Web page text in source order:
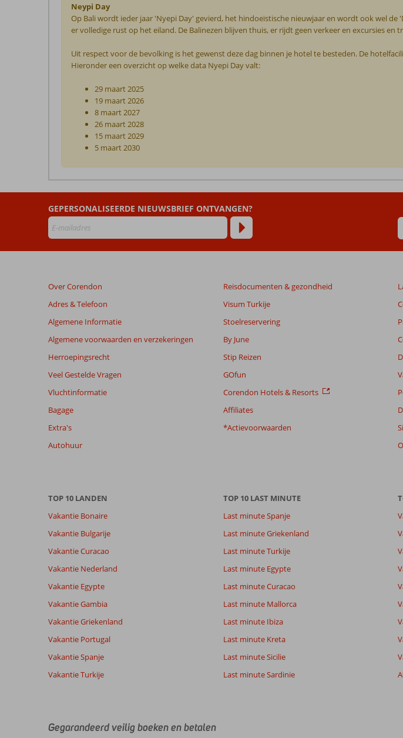
Neypi Day
Op Bali wordt ieder jaar 'Nyepi Day' gevierd, het hindoeïstische nieuwjaar en wordt ook wel
er volledige rust op het eiland. De Balinezen blijven thuis, er rijdt geen verkeer en excursies
Uit respect voor de bevolking is het gewenst deze dag binnen je hotel te besteden. De
Hieronder een overzicht op welke data Nyepi Day valt:
29 maart 2025
19 maart 2026
8 maart 2027
26 maart 2028
15 maart 2029
5 maart 2030
door
klanten
in
Jambuluwuk
Seminyak
Beoordelingen
ouder
zijn
de
van
de
beoordelingen
te
Meer
info
onze
beoordelingen.
7,4
GEPERSONALISEERDE NIEUWSBRIEF ONTVANGEN?
Over Corendon
Adres & Telefoon
Algemene Informatie
Algemene voorwaarden en verzekeringen
Herroepingsrecht
Veel Gestelde Vragen
Vluchtinformatie
Bagage
Extra's
Autohuur
Reisdocumenten & gezondheid
Visum Turkije
Stoelreservering
By June
Stip Reizen
GOfun
Corendon Hotels & Resorts
Affiliates
*Actievoorwaarden
TOP 10 LANDEN
Vakantie Bonaire
Vakantie Bulgarije
Vakantie Curacao
Vakantie Nederland
Vakantie Egypte
Vakantie Gambia
Vakantie Griekenland
Vakantie Portugal
Vakantie Spanje
Vakantie Turkije
TOP 10 LAST MINUTE
Last minute Spanje
Last minute Griekenland
Last minute Turkije
Last minute Egypte
Last minute Curacao
Last minute Mallorca
Last minute Ibiza
Last minute Kreta
Last minute Sicilie
Last minute Sardinie
Gegarandeerd veilig boeken en betalen